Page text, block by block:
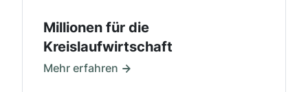
Millionen für die
Kreislaufwirtschaft
Mehr erfahren